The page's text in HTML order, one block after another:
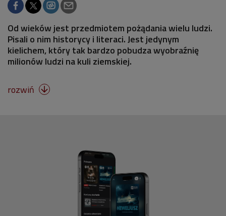
Od wieków jest przedmiotem pożądania wielu ludzi.
Pisali o nim historycy i literaci. Jest jedynym
kielichem, który tak bardzo pobudza wyobraźnię
milionów ludzi na kuli ziemskiej.
rozwiń 